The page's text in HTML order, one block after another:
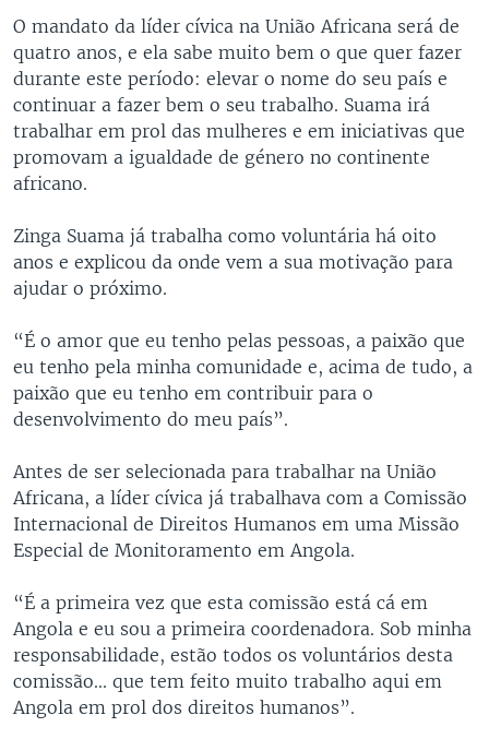
O mandato da líder cívica na União Africana será de
quatro anos, e ela sabe muito bem o que quer fazer
durante este período: elevar o nome do seu país e
continuar a fazer bem o seu trabalho. Suama irá
trabalhar em prol das mulheres e em iniciativas que
promovam a igualdade de género no continente
africano.
Zinga Suama já trabalha como voluntária há oito
anos e explicou da onde vem a sua motivação para
ajudar o próximo.
“É o amor que eu tenho pelas pessoas, a paixão que
eu tenho pela minha comunidade e, acima de tudo, a
paixão que eu tenho em contribuir para o
desenvolvimento do meu país”.
Antes de ser selecionada para trabalhar na União
Africana, a líder cívica já trabalhava com a Comissão
Internacional de Direitos Humanos em uma Missão
Especial de Monitoramento em Angola.
“É a primeira vez que esta comissão está cá em
Angola e eu sou a primeira coordenadora. Sob minha
responsabilidade, estão todos os voluntários desta
comissão... que tem feito muito trabalho aqui em
Angola em prol dos direitos humanos”.